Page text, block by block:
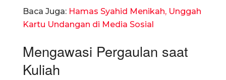
Baca Juga: Hamas Syahid Menikah, Unggah
Kartu Undangan di Media Sosial
Mengawasi Pergaulan saat
Kuliah